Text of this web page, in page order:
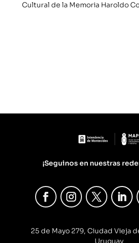
Cultural de la Memoria Haroldo
¡Seguinos en nuestras
25 de Mayo 279, Ciudad Vieja
Uruguay